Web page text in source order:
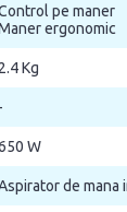
pe maner
ergonomic
2.4 Kg
-
W
de mana